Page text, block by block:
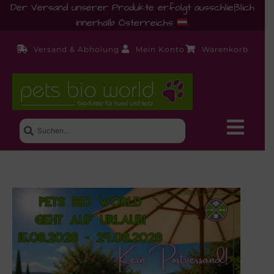
Der Versand unserer Produkte erfolgt ausschließlich
innerhalb Österreichs
.
Versand & Abholung Mein Konto Warenkorb
Neue Produkte
Shop
Ernährungsberatung!
Startseite